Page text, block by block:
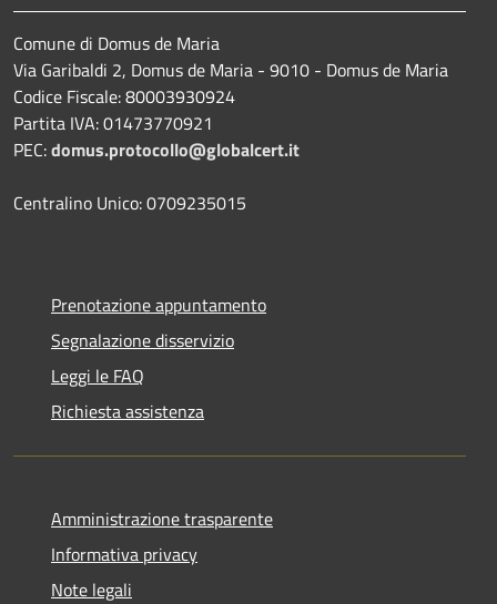
Comune di Domus de Maria
Via Garibaldi 2, Domus de Maria - 9010 - Domus de Maria
Codice Fiscale: 80003930924
Partita IVA: 01473770921
PEC:domus.protocollo@globalcert.it
Centralino Unico: 0709235015
Prenotazione appuntamento
Segnalazione disservizio
Leggi le FAQ
Richiesta assistenza
Amministrazione trasparente
Informativa privacy
Note legali